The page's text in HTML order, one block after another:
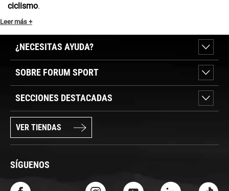
ciclismo.
Leer más +
¿NECESITAS AYUDA?
SOBRE FORUM SPORT
SECCIONES DESTACADAS
VER TIENDAS
SÍGUENOS